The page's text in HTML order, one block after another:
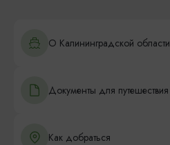
О Калининградской области
Документы для путешествия
Как добраться